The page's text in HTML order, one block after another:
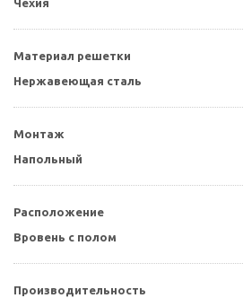
Чехия
Материал решетки
Нержавеющая сталь
Монтаж
Напольный
Расположение
Вровень с полом
Производительность